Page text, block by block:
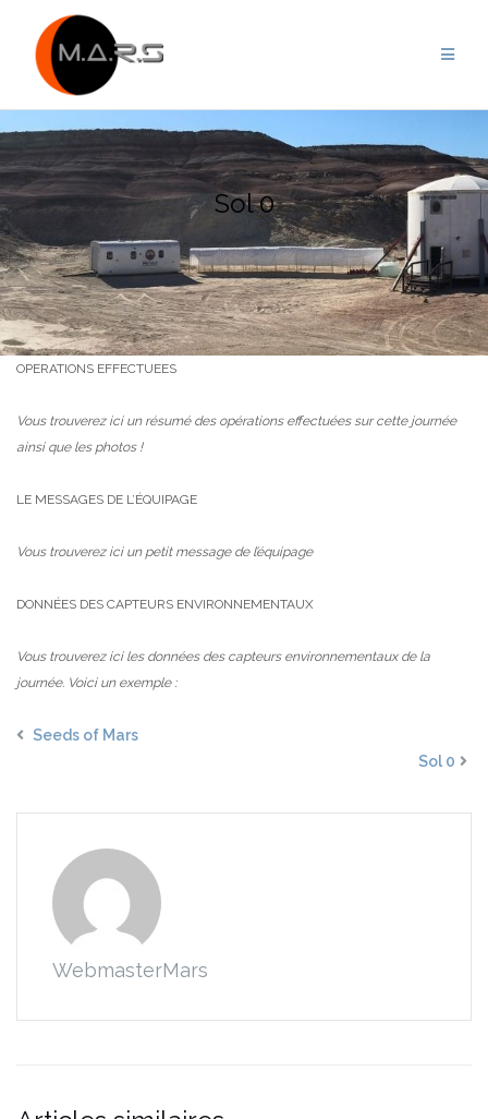
content
Sol 0
OPERATIONS EFFECTUEES
Vous trouverez ici un résumé des opérations effectuées sur cette journée
ainsi que les photos !
LE MESSAGES DE L’ÉQUIPAGE
Vous trouverez ici un petit message de l’équipage
DONNÉES DES CAPTEURS ENVIRONNEMENTAUX
Vous trouverez ici les données des capteurs environnementaux de la
journée. Voici un exemple :
Seeds of Mars
Sol 0
WebmasterMars